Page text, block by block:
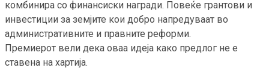
комбинира со финансиски награди. Повеќе грантови и
инвестиции за земјите кои добро напредуваат во
административните и правните реформи.
Премиерот вели дека оваа идеја како предлог не е
ставена на хартија.